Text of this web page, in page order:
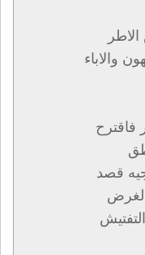
والاباء
فاقترح
قصد